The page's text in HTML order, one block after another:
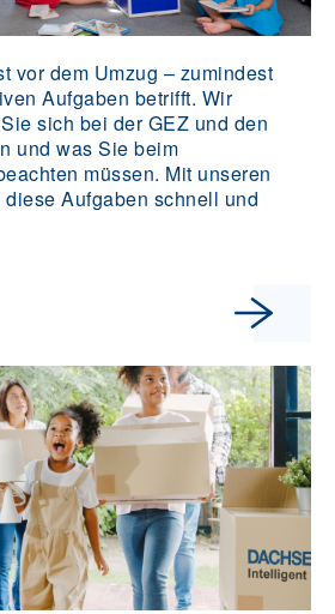
vor dem Umzug – zumindest
Aufgaben betrifft. Wir
sich bei der GEZ und den
und was Sie beim
müssen. Mit unseren
Aufgaben schnell und